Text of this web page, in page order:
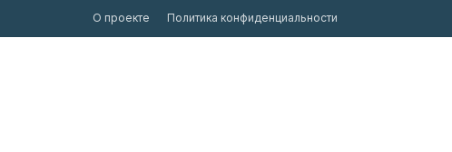
О проекте Политика конфиденциальности